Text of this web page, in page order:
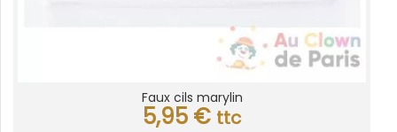
Faux cils marylin
5,95 € ttc